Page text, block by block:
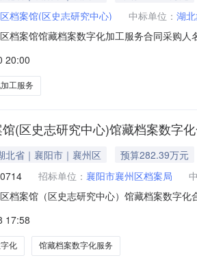
档案馆(区史志研究中心) 中标单位： 湖
档案馆馆藏档案数字化加工服务合同采购
20:00
工服务
(区史志研究中心)馆藏档案数字
北省｜襄阳市｜襄州区
预算282.39万元
招标单位： 襄阳市襄州区档案局
档案馆（区史志研究中心）馆藏档案数字
明霞档案科技有限公司5、地址：襄阳市樊
17:58
化 馆藏档案数字化服务